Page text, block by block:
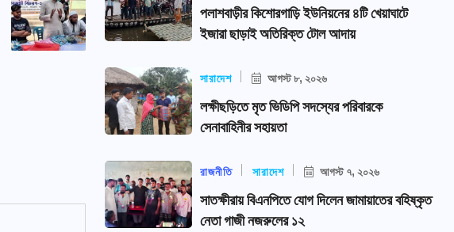
পলাশবাড়ীর কিশোরগাড়ি ইউনিয়নের ৪টি খেয়াঘাটে
ইজারা ছাড়াই অতিরিক্ত টোল আদায়
সারাদেশ আগস্ট ৮, ২০২৬
লক্ষীছড়িতে মৃত ভিডিপি সদস্যের পরিবারকে
সেনাবাহিনীর সহায়তা
রাজনীতি সারাদেশ আগস্ট ৭, ২০২৬
সাতক্ষীরায় বিএনপিতে যোগ দিলেন জামায়াতের বহিষ্কৃত
নেতা গাজী নজরুলের ১২